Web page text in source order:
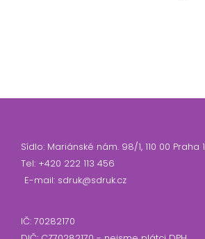
Sídlo: Mariánské nám. 98/1, 110 00 Praha 1
Tel: +420 222 113 456
E-mail: sdruk@sdruk.cz
IČ: 70282170